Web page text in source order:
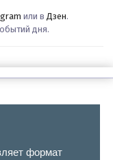
или в Дзен.
дня.
формат